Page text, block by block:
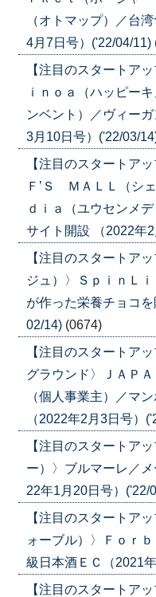
（オトマップ）／台
4月7日号）('22/04/11)
【注目のスタートア
ｉｎｏａ（ハッピー
ンベント）／ヴィー
3月10日号）('22/03/
【注目のスタートア
Ｆ’Ｓ ＭＡＬＬ（シ
ｄｉａ（ユウセンメ
サイト開設 （2022年
【注目のスタートア
ジュ）〉ＳｐｉｎＬ
が作った栄養チョコ
02/14) (0674)
【注目のスタートア
グラウンド〉ＪＡＰ
（個人事業主）／マ
（2022年2月3日号）
【注目のスタートア
ー）〉ブルマーレ／
22年1月20日号）('22/
【注目のスタートア
ォーブル）〉Ｆｏｒ
級日本酒ＥＣ（2021
【注目のスタート